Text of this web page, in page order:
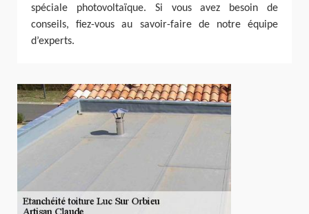
spéciale photovoltaïque. Si vous avez besoin de
conseils, fiez-vous au savoir-faire de notre équipe
d’experts.